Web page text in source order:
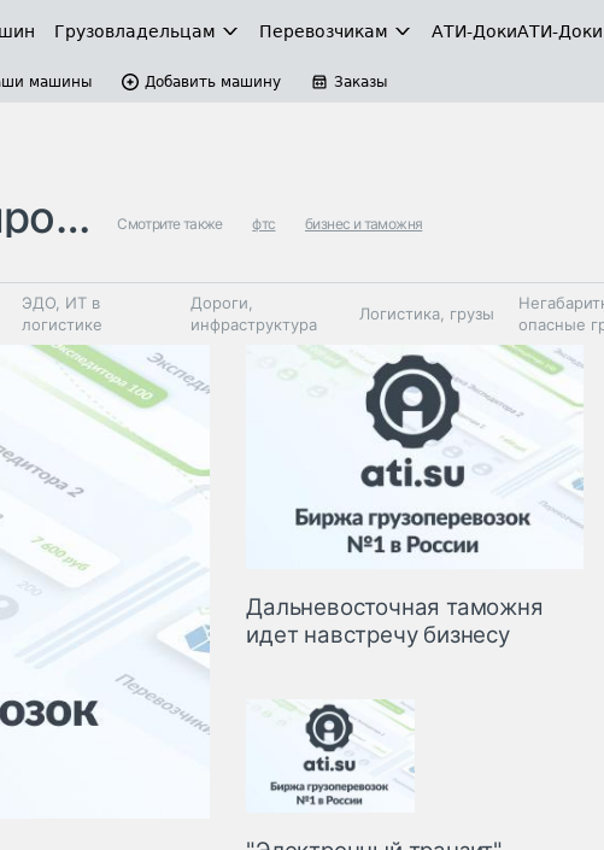
Грузовладельцам Перевозчикам АТИ-ДокиАТИ-
машины Добавить машину Заказы
Смотрите также фтс бизнес и таможня
ЭДО, ИТ в
логистике
Дороги,
инфраструктура
Логистика, грузы
опасные
Коммерческий
транспорт
Спецтехника
Автосервис,
запчасти, шины
Топливо, масла и
автохимия
Дальневосточная таможня
идет навстречу бизнесу